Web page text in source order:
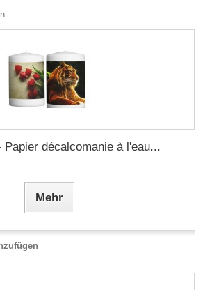
Papier décalcomanie à l'eau...
Mehr